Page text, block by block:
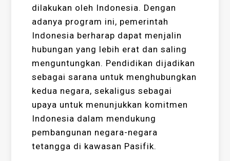
dilakukan oleh Indonesia. Dengan
adanya program ini, pemerintah
Indonesia berharap dapat menjalin
hubungan yang lebih erat dan saling
menguntungkan. Pendidikan dijadikan
sebagai sarana untuk menghubungkan
kedua negara, sekaligus sebagai
upaya untuk menunjukkan komitmen
Indonesia dalam mendukung
pembangunan negara-negara
tetangga di kawasan Pasifik.